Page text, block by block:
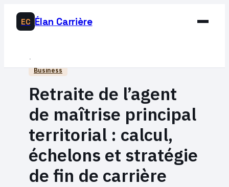
EC Élan Carrière
Business
Éducation & Emploi
Business
Retraite de l’agent
de maîtrise principal
territorial : calcul,
échelons et stratégie
de fin de carrière